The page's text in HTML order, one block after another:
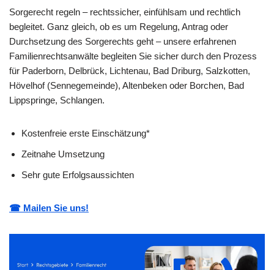
Sorgerecht regeln – rechtssicher, einfühlsam und rechtlich
begleitet. Ganz gleich, ob es um Regelung, Antrag oder
Durchsetzung des Sorgerechts geht – unsere erfahrenen
Familienrechtsanwälte begleiten Sie sicher durch den Prozess
für Paderborn, Delbrück, Lichtenau, Bad Driburg, Salzkotten,
Hövelhof (Sennegemeinde), Altenbeken oder Borchen, Bad
Lippspringe, Schlangen.
Kostenfreie erste Einschätzung*
Zeitnahe Umsetzung
Sehr gute Erfolgsaussichten
☎ Mailen Sie uns!